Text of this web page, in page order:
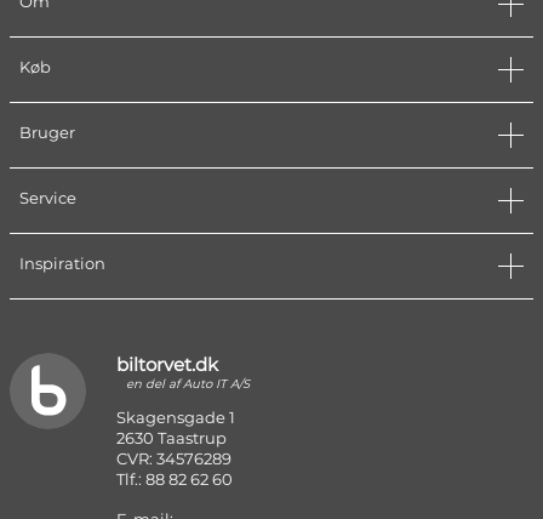
Køb
Bruger
Service
Inspiration
biltorvet.dk
en del af Auto IT A/S
Skagensgade 1
2630 Taastrup
CVR: 34576289
Tlf.: 88 82 62 60